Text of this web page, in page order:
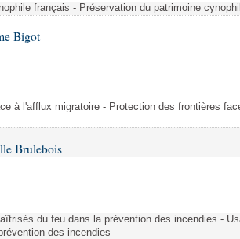
français - Préservation du patrimoine
Bigot
à l'afflux migratoire - Protection des frontières
Brulebois
du feu dans la prévention des incendies -
des incendies